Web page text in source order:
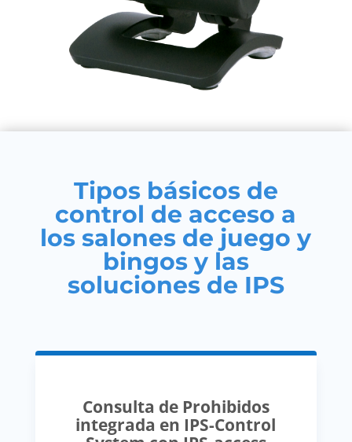
Tipos básicos de
control de acceso a
los salones de juego y
bingos y las
soluciones de IPS
Consulta de Prohibidos
integrada en IPS-Control